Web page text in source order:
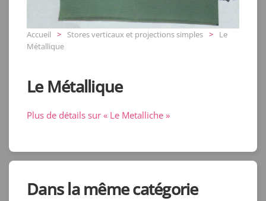
Accueil Stores verticaux et projections simples
Le
Métallique
Le Métallique
Plus de détails sur « Le Metalliche »
Dans la même catégorie